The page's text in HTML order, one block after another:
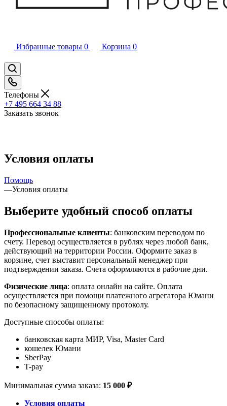
Избранные товары 0 Корзина 0
Телефоны
+7 495 664 34 88
Заказать звонок
Условия оплаты
Помощь
—Условия оплаты
Выберите удобный способ оплаты
Профессиональные клиенты: банковским переводом по
счету. Перевод осуществляется в рублях через любой банк,
действующий на территории России. Оформите заказ в
корзине, счет выставит персональный менеджер при
подтверждении заказа. Счета оформляются в рабочие дни.
Физические лица: оплата онлайн на сайте. Оплата
осуществляется при помощи платежного агрегатора Юмани
по безопасному защищенному протоколу.
Доступные способы оплаты:
банковская карта МИР, Visa, Master Card
кошелек Юмани
SberPay
T-pay
Минимальная сумма заказа: 15 000 ₽
Условия оплаты